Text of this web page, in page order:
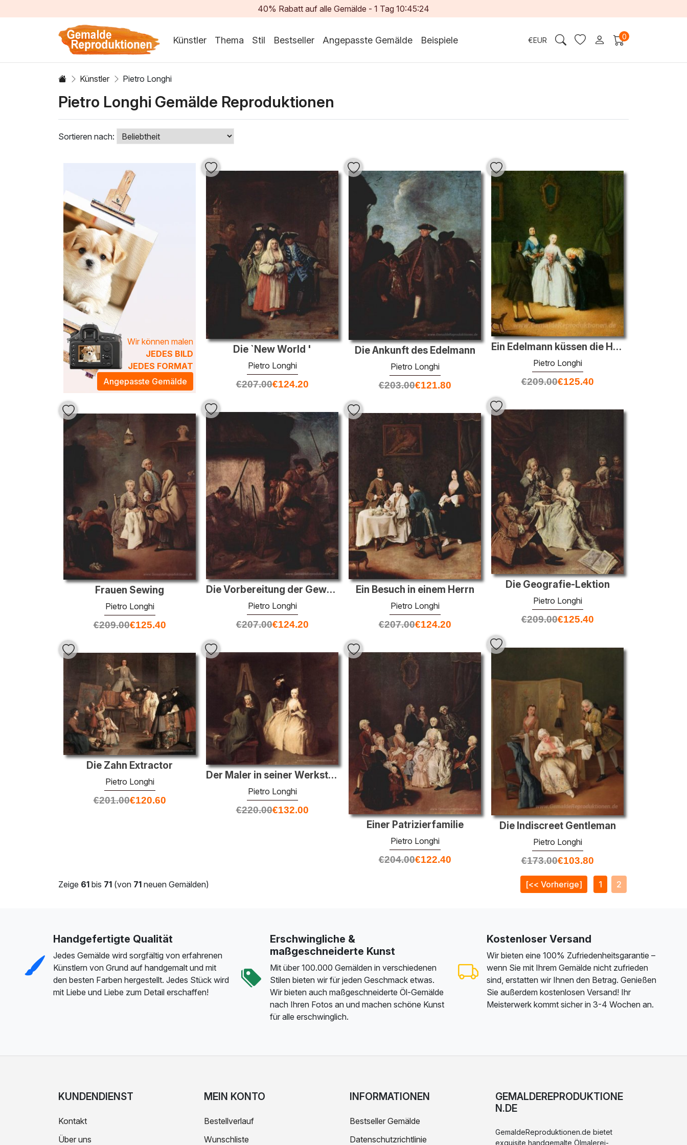
40% Rabatt auf alle Gemälde -1 Tag 10:45:23
Künstler Thema Stil Bestseller Angepasste Gemälde Beispiele €EUR 0
Künstler Pietro Longhi
Pietro Longhi Gemälde Reproduktionen
Sortieren nach:
Wir können malen
JEDES BILD
JEDES FORMAT
Angepasste Gemälde
Die `New World '
Pietro Longhi
€207.00€124.20
Die Ankunft des Edelmann
Pietro Longhi
€203.00€121.80
Ein Edelmann küssen die Hand der Dame
Pietro Longhi
€209.00€125.40
Die Geografie-Lektion
Pietro Longhi
€209.00€125.40
Die Vorbereitung der Gewehre
Pietro Longhi
€207.00€124.20
Ein Besuch in einem Herrn
Pietro Longhi
€207.00€124.20
Frauen Sewing
Pietro Longhi
€209.00€125.40
Die Indiscreet Gentleman
Pietro Longhi
€173.00€103.80
Der Maler in seiner Werkstatt
Pietro Longhi
€220.00€132.00
Einer Patrizierfamilie
Pietro Longhi
€204.00€122.40
Die Zahn Extractor
Pietro Longhi
€201.00€120.60
Zeige 61 bis 71 (von 71 neuen Gemälden) [<< Vorherige] 1 2
Handgefertigte Qualität
Jedes Gemälde wird sorgfältig von erfahrenen
Künstlern von Grund auf handgemalt und mit
den besten Farben hergestellt. Jedes Stück wird
mit Liebe und Liebe zum Detail erschaffen!
Erschwingliche &
maßgeschneiderte Kunst
Mit über 100.000 Gemälden in verschiedenen
Stilen bieten wir für jeden Geschmack etwas.
Wir bieten auch maßgeschneiderte Öl-Gemälde
nach Ihren Fotos an und machen schöne Kunst
für alle erschwinglich.
Kostenloser Versand
Wir bieten eine 100% Zufriedenheitsgarantie –
wenn Sie mit Ihrem Gemälde nicht zufrieden
sind, erstatten wir Ihnen den Betrag. Genießen
Sie außerdem kostenlosen Versand! Ihr
Meisterwerk kommt sicher in 3-4 Wochen an.
KUNDENDIENST
Kontakt
Über uns
MEIN KONTO
Bestellverlauf
Wunschliste
INFORMATIONEN
Bestseller Gemälde
Datenschutzrichtlinie
GEMALDEREPRODUKTIONE
N.DE
GemaldeReproduktionen.de bietet
exquisite handgemalte Ölmalerei-